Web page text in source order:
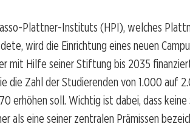
Plattner-Instituts (HPI), welches
wird die Einrichtung eines neuen
mit Hilfe seiner Stiftung bis 2035
die Zahl der Studierenden von 1.000 auf
erhöhen soll. Wichtig ist dabei, dass
als eine seiner zentralen Prämissen